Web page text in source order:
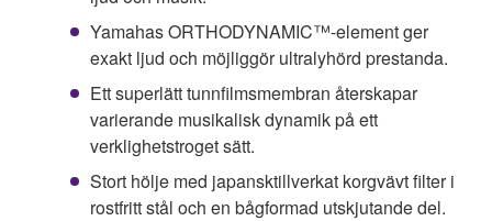
Yamahas ORTHODYNAMIC™-element ger
exakt ljud och möjliggör ultralyhörd prestanda.
Ett superlätt tunnfilmsmembran återskapar
varierande musikalisk dynamik på ett
verklighetstroget sätt.
Stort hölje med japansktillverkat korgvävt filter i
rostfritt stål och en bågformad utskjutande del.